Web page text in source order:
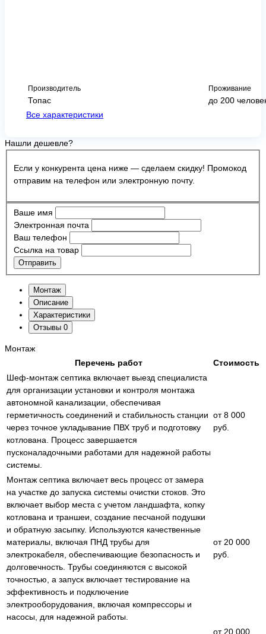
Производитель
Топас
Проживание
до 200
Все характеристики
Нашли дешевле?
Если у конкурента цена ниже — сделаем скидку! Промокод
отправим на телефон или электронную почту.
Ваше имя
Электронная почта
Ваш телефон
Ссылка на товар
Отправить
Монтаж
Описание
Характеристики
Отзывы 0
Монтаж
Перечень работ
Стоимость
Шеф-монтаж септика включает выезд специалиста
для организации установки и контроля монтажа
автономной канализации, обеспечивая
герметичность соединений и стабильность станции
через точное укладывание ПВХ труб и подготовку
котлована. Процесс завершается
пусконаладочными работами для надежной работы
системы.
от 8 000
руб.
Монтаж септика включает весь процесс от замера
на участке до запуска системы очистки стоков. Это
включает выбор места с учетом ландшафта, копку
котлована и траншеи, создание песчаной подушки
и обратную засыпку. Используются качественные
материалы, включая ПНД трубы для
электрокабеля, обеспечивающие безопасность и
долговечность. Трубы соединяются с высокой
точностью, а запуск включает тестирование на
эффективность и подключение
электрооборудования, включая компрессоры и
насосы, для надежной работы.
от 20 000
руб.
от 20 000